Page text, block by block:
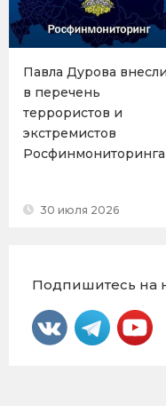
Павла Дурова внесли
в перечень
террористов и
экстремистов
Росфинмониторинга
30 июля 2026
Подпишитесь на